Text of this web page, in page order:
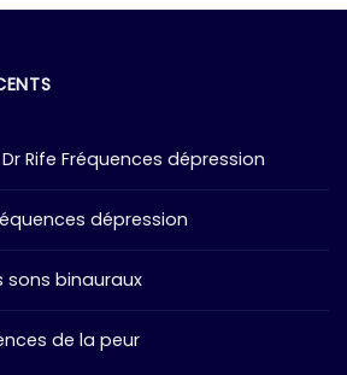
Dr Rife Fréquences dépression
dépression
sons binauraux
de la peur